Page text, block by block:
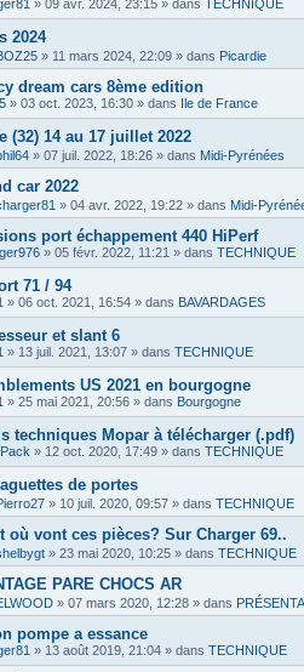
» 09 avr. 2024, 23:15 » dans TECHNIQUE
2024
» 11 mars 2024, 22:09 » dans Picardie
dream cars 8ème edition
» 03 oct. 2023, 16:30 » dans Ile de France
(32) 14 au 17 juillet 2022
» 07 juil. 2022, 18:26 » dans Midi-Pyrénées
car 2022
» 04 avr. 2022, 19:22 » dans Midi-
port échappement 440 HiPerf
» 05 févr. 2022, 11:21 » dans TECHNIQUE
71 / 94
» 06 oct. 2021, 16:54 » dans BAVARDAGES
et slant 6
» 13 juil. 2021, 13:07 » dans TECHNIQUE
US 2021 en bourgogne
» 25 mai 2021, 20:56 » dans Bourgogne
techniques Mopar à télécharger (.pdf)
» 12 oct. 2020, 17:49 » dans TECHNIQUE
de portes
» 10 juil. 2020, 09:57 » dans TECHNIQUE
où vont ces pièces? Sur Charger 69..
» 23 mai 2020, 10:25 » dans TECHNIQUE
PARE CHOCS AR
» 07 mars 2020, 12:28 » dans
pompe a essance
» 13 août 2019, 21:04 » dans TECHNIQUE